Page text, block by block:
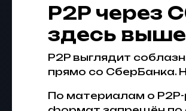
P2P через
здесь
P2P выглядит
прямо со СберБанка.
По материалам о